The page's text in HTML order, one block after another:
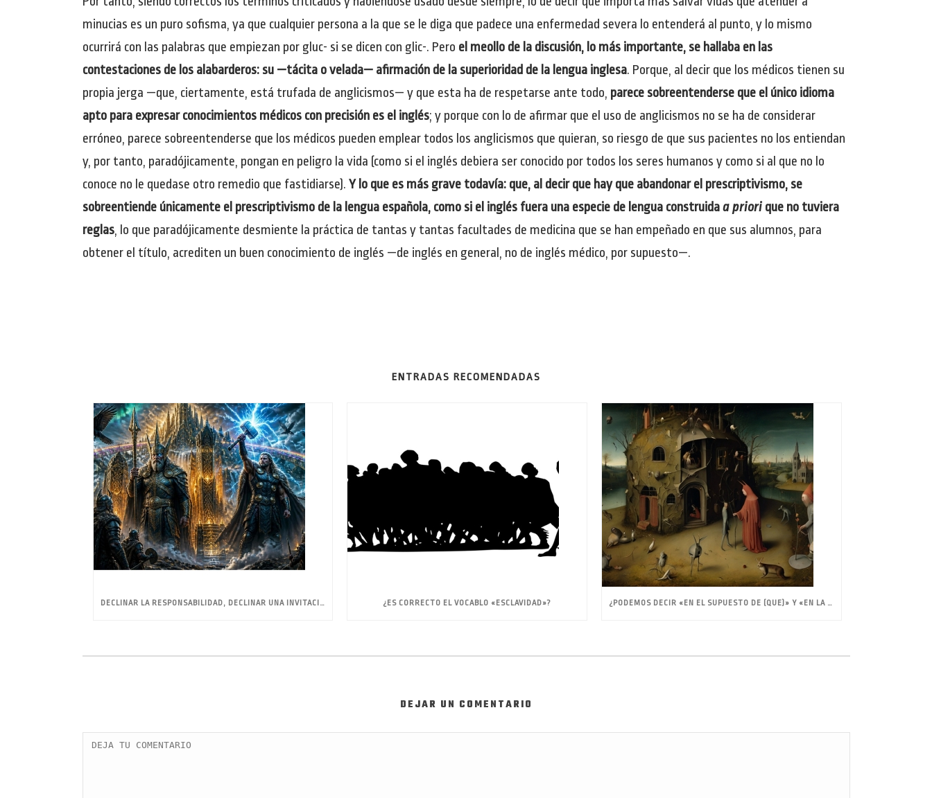
minucias es un puro sofisma, ya que cualquier persona a la que se le diga que padece una enfermedad severa lo entenderá al punto, y lo mismo
ocurrirá con las palabras que empiezan por gluc- si se dicen con glic-. Pero el meollo de la discusión, lo más importante, se hallaba en las
contestaciones de los alabarderos: su —tácita o velada— afirmación de la superioridad de la lengua inglesa. Porque, al decir que los médicos tienen su
propia jerga —que, ciertamente, está trufada de anglicismos— y que esta ha de respetarse ante todo, parece sobreentenderse que el único idioma
apto para expresar conocimientos médicos con precisión es el inglés; y porque con lo de afirmar que el uso de anglicismos no se ha de considerar
erróneo, parece sobreentenderse que los médicos pueden emplear todos los anglicismos que quieran, so riesgo de que sus pacientes no los entiendan
y, por tanto, paradójicamente, pongan en peligro la vida (como si el inglés debiera ser conocido por todos los seres humanos y como si al que no lo
conoce no le quedase otro remedio que fastidiarse). Y lo que es más grave todavía: que, al decir que hay que abandonar el prescriptivismo, se
sobreentiende únicamente el prescriptivismo de la lengua española, como si el inglés fuera una especie de lengua construidaa priorique no tuviera
reglas, lo que paradójicamente desmiente la práctica de tantas y tantas facultades de medicina que se han empeñado en que sus alumnos, para
obtener el título, acrediten un buen conocimiento de inglés —de inglés en general, no de inglés médico, por supuesto—.
ENTRADAS RECOMENDADAS
DECLINAR LA RESPONSABILIDAD, DECLINAR UNA INVITACIÓN, DECLINAR UN HONOR ¿ES CORRECTO EL VOCABLO «ESCLAVIDAD»? ¿PODEMOS DECIR «EN EL SUPUESTO DE (QUE)» Y «EN LA SUPOSICIÓN DE (QUE)»?
DEJAR UN COMENTARIO